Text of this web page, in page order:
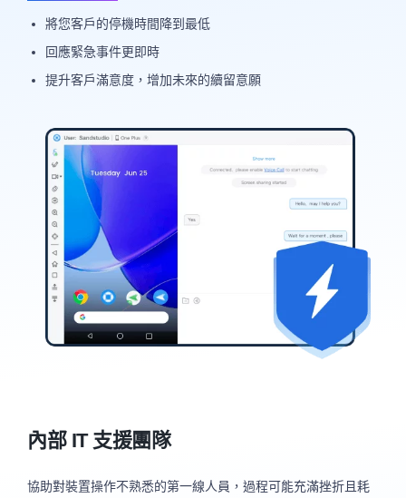
將您客戶的停機時間降到最低
回應緊急事件更即時
提升客戶滿意度，增加未來的續留意願
內部 IT 支援團隊
協助對裝置操作不熟悉的第一線人員，過程可能充滿挫折且耗